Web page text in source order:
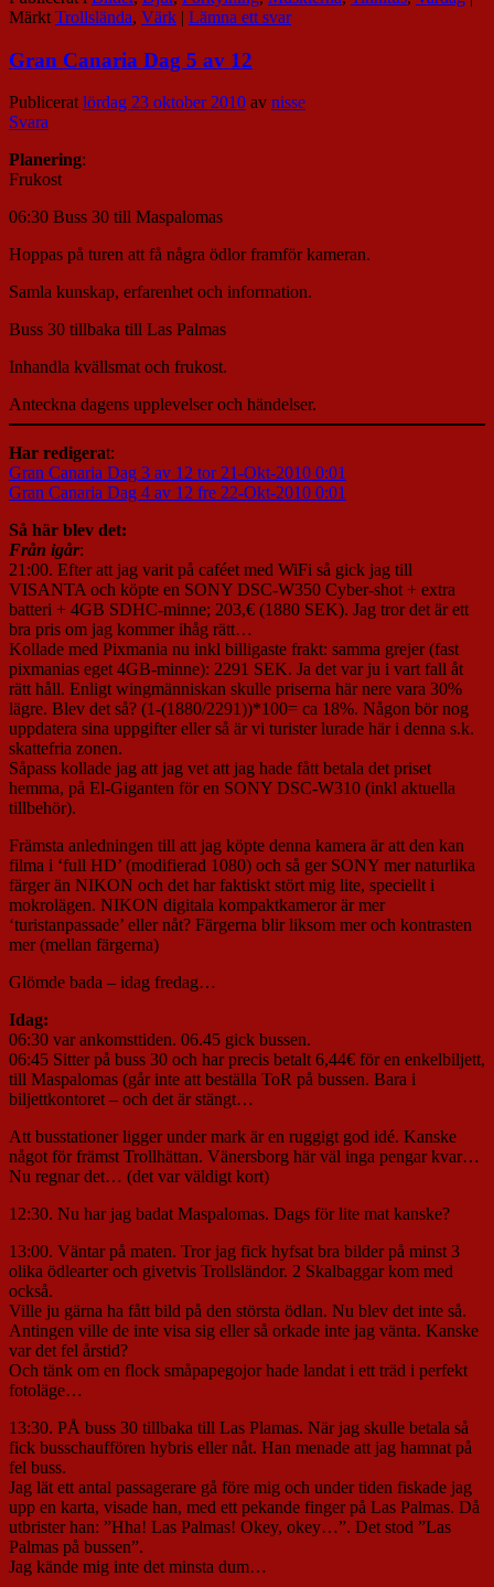
Märkt Trollslända, Värk | Lämna ett svar
Gran Canaria Dag 5 av 12
Publicerat lördag 23 oktober 2010 av nisse
Svara
Planering:
Frukost
06:30 Buss 30 till Maspalomas
Hoppas på turen att få några ödlor framför kameran.
Samla kunskap, erfarenhet och information.
Buss 30 tillbaka till Las Palmas
Inhandla kvällsmat och frukost.
Anteckna dagens upplevelser och händelser.
Har redigerat:
Gran Canaria Dag 3 av 12 tor 21-Okt-2010 0:01
Gran Canaria Dag 4 av 12 fre 22-Okt-2010 0:01
Så här blev det:
Från igår:
21:00. Efter att jag varit på caféet med WiFi så gick jag till
VISANTA och köpte en SONY DSC-W350 Cyber-shot + extra
batteri + 4GB SDHC-minne; 203,€ (1880 SEK). Jag tror det är ett
bra pris om jag kommer ihåg rätt…
Kollade med Pixmania nu inkl billigaste frakt: samma grejer (fast
pixmanias eget 4GB-minne): 2291 SEK. Ja det var ju i vart fall åt
rätt håll. Enligt wingmänniskan skulle priserna här nere vara 30%
lägre. Blev det så? (1-(1880/2291))*100= ca 18%. Någon bör nog
uppdatera sina uppgifter eller så är vi turister lurade här i denna s.k.
skattefria zonen.
Såpass kollade jag att jag vet att jag hade fått betala det priset
hemma, på El-Giganten för en SONY DSC-W310 (inkl aktuella
tillbehör).
Främsta anledningen till att jag köpte denna kamera är att den kan
filma i ‘full HD’ (modifierad 1080) och så ger SONY mer naturlika
färger än NIKON och det har faktiskt stört mig lite, speciellt i
mokrolägen. NIKON digitala kompaktkameror är mer
‘turistanpassade’ eller nåt? Färgerna blir liksom mer och kontrasten
mer (mellan färgerna)
Glömde bada – idag fredag…
Idag:
06:30 var ankomsttiden. 06.45 gick bussen.
06:45 Sitter på buss 30 och har precis betalt 6,44€ för en enkelbiljett,
till Maspalomas (går inte att beställa ToR på bussen. Bara i
biljettkontoret – och det är stängt…
Att busstationer ligger under mark är en ruggigt god idé. Kanske
något för främst Trollhättan. Vänersborg här väl inga pengar kvar…
Nu regnar det… (det var väldigt kort)
12:30. Nu har jag badat Maspalomas. Dags för lite mat kanske?
13:00. Väntar på maten. Tror jag fick hyfsat bra bilder på minst 3
olika ödlearter och givetvis Trollsländor. 2 Skalbaggar kom med
också.
Ville ju gärna ha fått bild på den största ödlan. Nu blev det inte så.
Antingen ville de inte visa sig eller så orkade inte jag vänta. Kanske
var det fel årstid?
Och tänk om en flock småpapegojor hade landat i ett träd i perfekt
fotoläge…
13:30. PÅ buss 30 tillbaka till Las Plamas. När jag skulle betala så
fick busschauffören hybris eller nåt. Han menade att jag hamnat på
fel buss.
Jag lät ett antal passagerare gå före mig och under tiden fiskade jag
upp en karta, visade han, med ett pekande finger på Las Palmas. Då
utbrister han: ”Hha! Las Palmas! Okey, okey…”. Det stod ”Las
Palmas på bussen”.
Jag kände mig inte det minsta dum…